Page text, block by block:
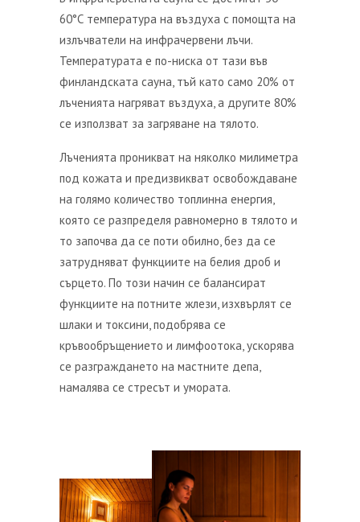
60°С температура на въздуха с помощта на
излъчватели на инфрачервени лъчи.
Температурата е по-ниска от тази във
финландската сауна, тъй като само 20% от
лъченията нагряват въздуха, а другите 80%
се използват за загряване на тялото.
Лъченията проникват на няколко милиметра
под кожата и предизвикват освобождаване
на голямо количество топлинна енергия,
която се разпределя равномерно в тялото и
то започва да се поти обилно, без да се
затрудняват функциите на белия дроб и
сърцето. По този начин се балансират
функциите на потните жлези, изхвърлят се
шлаки и токсини, подобрява се
кръвообръщението и лимфоотока, ускорява
се разграждането на мастните депа,
намалява се стресът и умората.